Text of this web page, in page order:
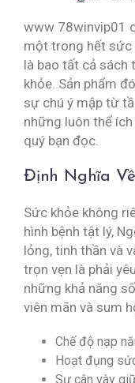
www 78winvip01
một trong hết sức
là bao tất cả sách
khỏe. Sản phẩm
sự chú ý mập từ
những luôn thể
quý bạn đọc.
Định Nghĩa Về
Sức khỏe không
hình bệnh tật lý,
lỏng, tinh thần và
trọn vẹn là phải
những khả năng
viên mãn và sum
Chế độ nạp
Hoạt đụng
Sự cân vày